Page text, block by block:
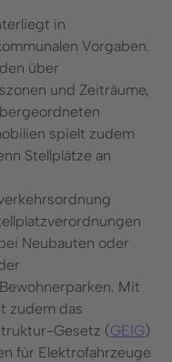
in
Vorgaben.
über
und Zeiträume,
spielt zudem
Stellplätze an
Neubauten oder
Mit
zudem das
Gesetz (GEIG)
für Elektrofahrzeuge